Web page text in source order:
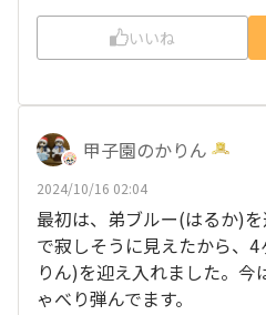
いいね
甲子園のかりん
2024/10/16 02:04
最初は、弟ブルー(はるか)
で寂しそうに見えたから、
りん)を迎え入れました。今
ゃべり弾んでます。